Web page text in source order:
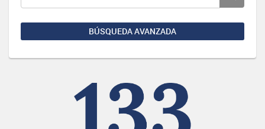
BÚSQUEDA AVANZADA